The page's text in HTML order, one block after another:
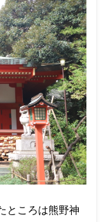
ところは熊野神